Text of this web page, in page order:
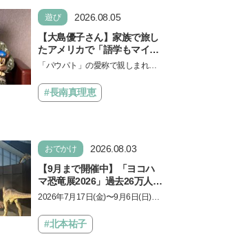
遊び
2026.08.05
【大島優子さん】家族で旅し
たアメリカで「語学もマイン
ドも！ 子どもの成長はすごか
『パウ・パトロール ザ・ダイ
ノ・ムービー』ではあきらめ
「パウパト」の愛称で親しまれる
の劇場版シリーズ第3弾、映画『パ
ウ・パトロール ザ…
#長南真理恵
おでかけ
2026.08.03
【9月まで開催中】「ヨコハ
マ恐竜展2026」過去26万人を
動員した恐竜展が9年ぶりに
しむポイントを完全ガイド
2026年7月17日(金)〜9月6日(日)、
「ヨコハマ恐竜展2026〜恐竜の食
卓大図鑑〜」が開催…
#北本祐子